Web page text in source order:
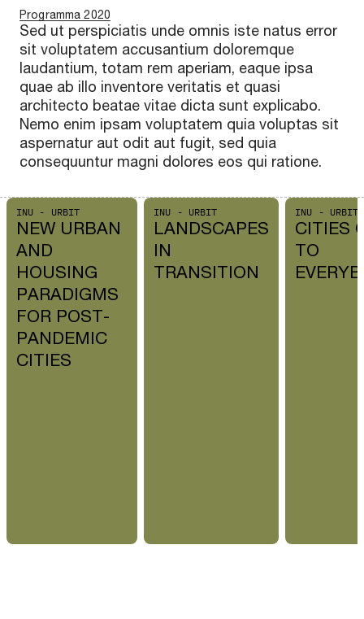
Programma 2020
Sed ut perspiciatis unde omnis iste natus error
sit voluptatem accusantium doloremque
laudantium, totam rem aperiam, eaque ipsa
quae ab illo inventore veritatis et quasi
architecto beatae vitae dicta sunt explicabo.
Nemo enim ipsam voluptatem quia voluptas sit
aspernatur aut odit aut fugit, sed quia
consequuntur magni dolores eos qui ratione.
INU - URBIT
NEW URBAN
AND
HOUSING
PARADIGMS
FOR POST-
PANDEMIC
CITIES
INU - URBIT
LANDSCAPES
IN
TRANSITION
INU - URBIT,
CITIES
TO